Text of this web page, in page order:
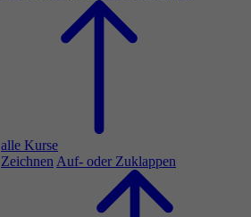
alle Kurse
Zeichnen Auf- oder Zuklappen